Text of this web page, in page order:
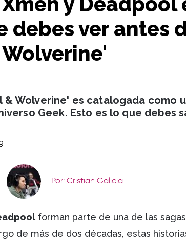
debes ver antes
Wolverine' es catalogada como
Geek. Esto es lo que debes
Por: Cristian Galicia
forman parte de una de las
de más de dos décadas, estas